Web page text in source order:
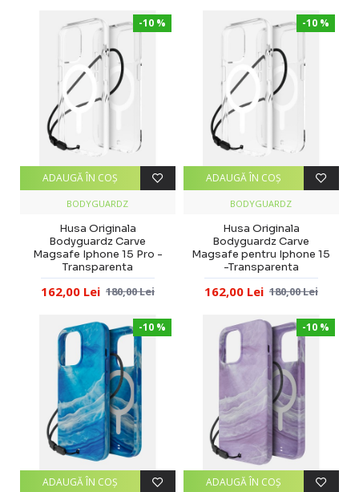
-10 %
BODYGUARDZ
Husa Originala
Bodyguardz Carve
Magsafe Iphone 15 Pro -
Transparenta
162,00 Lei 180,00 Lei
ADAUGĂ ÎN COŞ
-10 %
BODYGUARDZ
Husa Originala
Bodyguardz Carve
Magsafe pentru Iphone 15
-Transparenta
162,00 Lei 180,00 Lei
ADAUGĂ ÎN COŞ
-10 %
ADAUGĂ ÎN COŞ
-10 %
ADAUGĂ ÎN COŞ